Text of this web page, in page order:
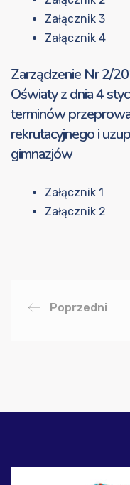
Załącznik 3
Załącznik 4
Zarządzenie Nr 2/
Oświaty z dnia 4
terminów
rekrutacyjnego i
gimnazjów
Załącznik 1
Załącznik 2
Poprzedni